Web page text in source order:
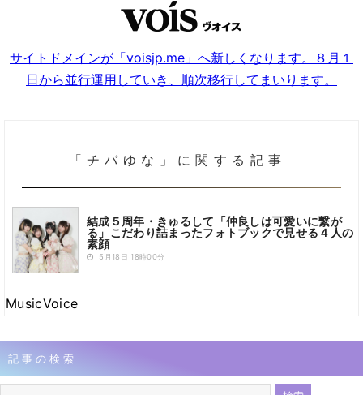
サイトドメインが「voisjp.me」へ新しくなります。８月１
日から並行運用していき、順次移行してまいります。
「チバゆな」に関する記事
結成５周年・きゅるして「仲良しは可愛いに繋が
る」こだわり詰まったフォトブックで見せる４人の
素顔
5月18日 18時00分
MusicVoice
記事の検索